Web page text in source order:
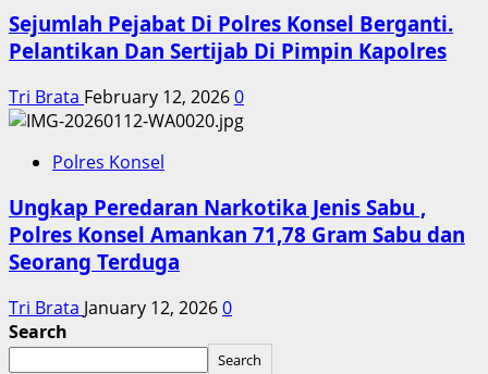
Sejumlah Pejabat Di Polres Konsel Berganti.
Pelantikan Dan Sertijab Di Pimpin Kapolres
Tri Brata February 12, 20260
Polres Konsel
Ungkap Peredaran Narkotika Jenis Sabu ,
Polres Konsel Amankan 71,78 Gram Sabu dan
Seorang Terduga
Tri Brata January 12, 20260
Search
Search